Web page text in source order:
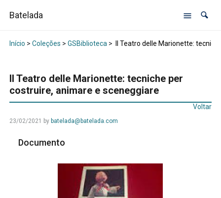
Batelada
Início > Coleções > GSBiblioteca> Il Teatro delle Marionette:
Il Teatro delle Marionette: tecniche per
costruire, animare e sceneggiare
Voltar
23/02/2021 by batelada@batelada.com
Documento